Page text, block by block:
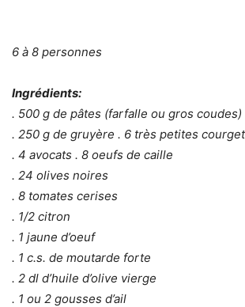
6 à 8 personnes
Ingrédients:
. 500 g de pâtes (farfalle ou gros coudes)
. 250 g de gruyère . 6 très petites
. 4 avocats . 8 oeufs de caille
. 24 olives noires
. 8 tomates cerises
. 1/2 citron
. 1 jaune d’oeuf
. 1 c.s. de moutarde forte
. 2 dl d’huile d’olive vierge
. 1 ou 2 gousses d’ail